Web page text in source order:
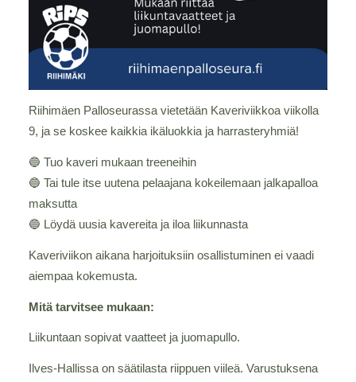
Riihimäen Palloseurassa vietetään Kaveriviikkoa viikolla
9, ja se koskee kaikkia ikäluokkia ja harrasteryhmiä!
🔵 Tuo kaveri mukaan treeneihin
🔵 Tai tule itse uutena pelaajana kokeilemaan jalkapalloa
maksutta
🔵 Löydä uusia kavereita ja iloa liikunnasta
Kaveriviikon aikana harjoituksiin osallistuminen ei vaadi
aiempaa kokemusta.
Mitä tarvitsee mukaan:
Liikuntaan sopivat vaatteet ja juomapullo.
Ilves-Hallissa on säätilasta riippuen viileä. Varustuksena